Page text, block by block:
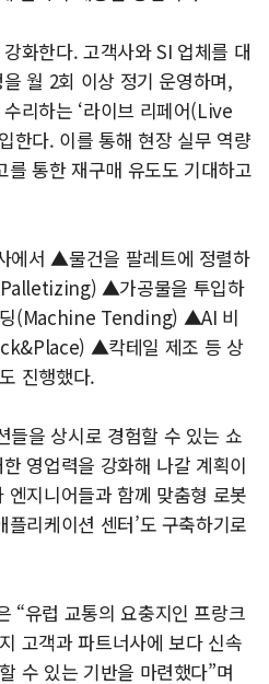
화한다. 고객사와 SI 업체를 대
월 2회 이상 정기 운영하며,
리하는 ‘라이브 리페어(Live
한다. 이를 통해 현장 실무 역량
통한 재구매 유도도 기대하고
에서 ▲물건을 팔레트에 정렬하
▲가공물을 투입하
딩(Machine Tending) ▲AI 비
▲칵테일 제조 등 상
진행했다.
들을 상시로 경험할 수 있는 쇼
영업력을 강화해 나갈 계획이
지니어들과 함께 맞춤형 로봇
리케이션 센터’도 구축하기로
“유럽 교통의 요충지인 프랑크
고객과 파트너사에 보다 신속
수 있는 기반을 마련했다”며